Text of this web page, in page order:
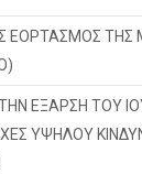
ΕΟΡΤΑΣΜΟΣ ΤΗΣ
ΕΞΑΡΣΗ ΤΟΥ
ΥΨΗΛΟΥ